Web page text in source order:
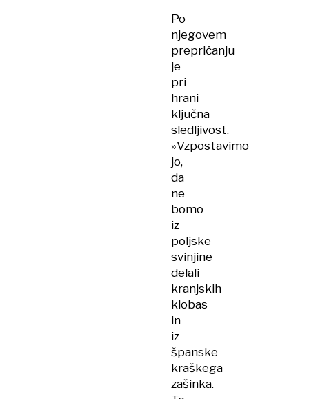
Po
njegovem
prepričanju
je
pri
hrani
ključna
sledljivost.
»Vzpostavimo
jo,
da
ne
bomo
iz
poljske
svinjine
delali
kranjskih
klobas
in
iz
španske
kraškega
zašinka.